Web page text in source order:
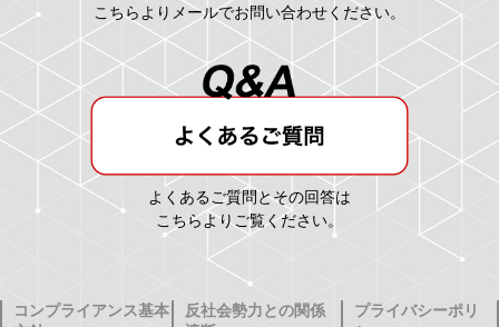
こちらよりメールでお問い合わせください。
よくあるご質問とその回答は
こちらよりご覧ください。
コンプライアンス基本
反社会勢力との関係
プライバシーポリ